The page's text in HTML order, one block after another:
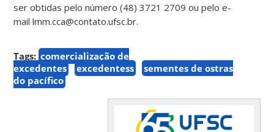
ser obtidas pelo número (48) 3721 2709 ou pelo e-
mail lmm.cca@contato.ufsc.br.
Tags: comercialização de
excedentes
excedentess
sementes de ostras
do pacífico